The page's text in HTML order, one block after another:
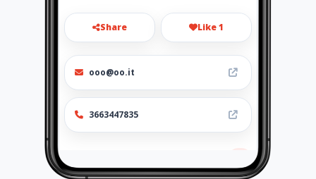
Share Like 1
ooo@oo.it
3663447835